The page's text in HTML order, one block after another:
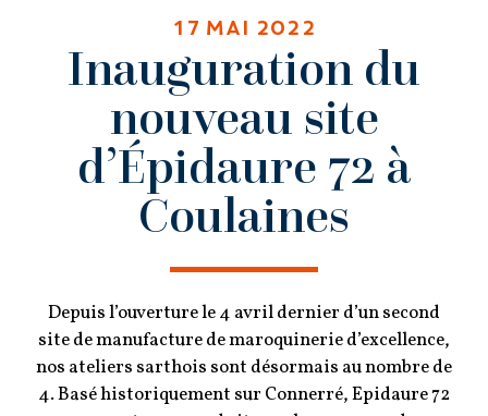
17 MAI 2022
Inauguration du
nouveau site
d’Épidaure 72 à
Coulaines
Depuis l’ouverture le 4 avril dernier d’un second
site de manufacture de maroquinerie d’excellence,
nos ateliers sarthois sont désormais au nombre de
4. Basé historiquement sur Connerré, Epidaure 72